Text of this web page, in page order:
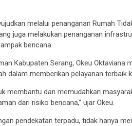
melalui penanganan Rumah
juga melakukan penanganan
bencana.
Kabupaten Serang, Okeu Oktaviana
dalam memberikan pelayanan terbaik
membantu dan memudahkan
dari risiko bencana,” ujar Okeu.
pendekatan terpadu, tidak hanya